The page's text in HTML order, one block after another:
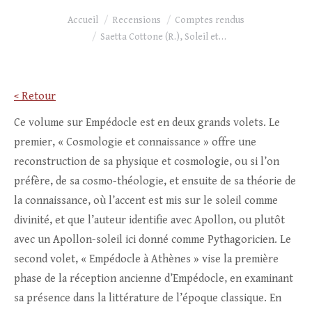
Vous êtes ici :Accueil Recensions
Comptes rendus
Saetta Cottone (R.), Soleil et…
< Retour
Ce volume sur Empédocle est en deux grands volets. Le
premier, « Cosmologie et connaissance » offre une
reconstruction de sa physique et cosmologie, ou si l’on
préfère, de sa cosmo-théologie, et ensuite de sa théorie de
la connaissance, où l’accent est mis sur le soleil comme
divinité, et que l’auteur identifie avec Apollon, ou plutôt
avec un Apollon-soleil ici donné comme Pythagoricien. Le
second volet, « Empédocle à Athènes » vise la première
phase de la réception ancienne d’Empédocle, en examinant
sa présence dans la littérature de l’époque classique. En